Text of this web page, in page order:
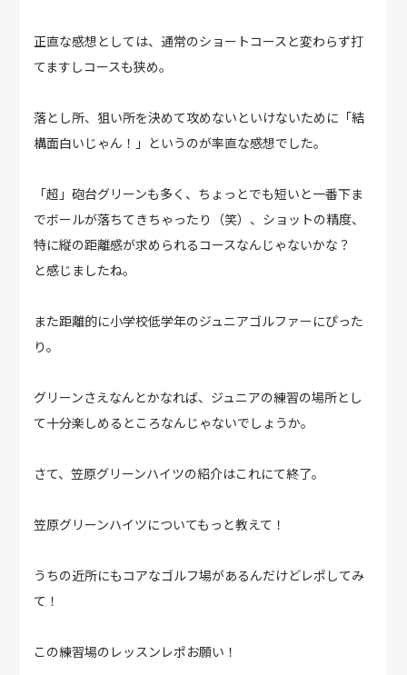
正直な感想としては、通常のショートコースと変わらず打
てますしコースも狭め。
落とし所、狙い所を決めて攻めないといけないために「結
構面白いじゃん！」というのが率直な感想でした。
「超」砲台グリーンも多く、ちょっとでも短いと一番下ま
でボールが落ちてきちゃったり（笑）、ショットの精度、
特に縦の距離感が求められるコースなんじゃないかな？
と感じましたね。
また距離的に小学校低学年のジュニアゴルファーにぴった
り。
グリーンさえなんとかなれば、ジュニアの練習の場所とし
て十分楽しめるところなんじゃないでしょうか。
さて、笠原グリーンハイツの紹介はこれにて終了。
笠原グリーンハイツについてもっと教えて！
うちの近所にもコアなゴルフ場があるんだけどレポしてみ
て！
この練習場のレッスンレポお願い！